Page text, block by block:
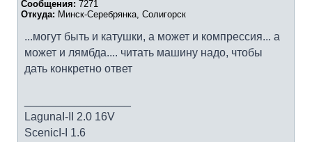
Сообщения: 7271
Откуда: Минск-Серебрянка, Солигорск
...могут быть и катушки, а может и компрессия... а
может и лямбда.... читать машину надо, чтобы
дать конкретно ответ
LagunaI-II 2.0 16V
ScenicI-I 1.6